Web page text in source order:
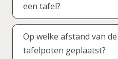
een tafel?
Gemiddeld is er per
cm ruimte aan tafel
ruimte hangt af van het
Op welke afstand van
tafelpoten geplaatst?